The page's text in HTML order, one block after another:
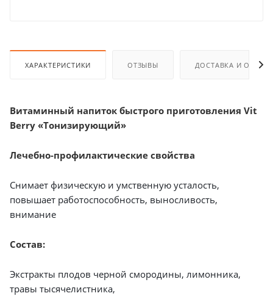
ХАРАКТЕРИСТИКИ ОТЗЫВЫ ДОСТАВКА И
Витаминный напиток быстрого приготовления Vit
Berry «Тонизирующий»
Лечебно-профилактические свойства
Снимает физическую и умственную усталость,
повышает работоспособность, выносливость,
внимание
Состав:
Экстракты плодов черной смородины, лимонника,
травы тысячелистника,